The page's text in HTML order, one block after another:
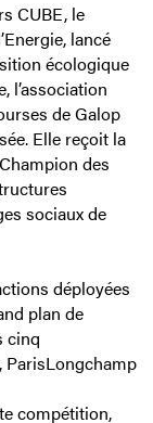
CUBE, le
lancé
écologique
l’association
de Galop
Elle reçoit la
des
sociaux de
déployées
plan de
cinq
ParisLongchamp
compétition,